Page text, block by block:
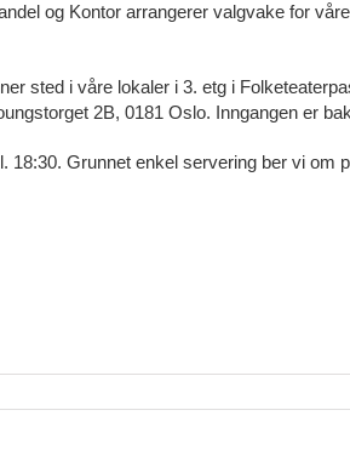
og Kontor arrangerer valgvake for
sted i våre lokaler i 3. etg i
2B, 0181 Oslo. Inngangen er
18:30. Grunnet enkel servering ber vi om